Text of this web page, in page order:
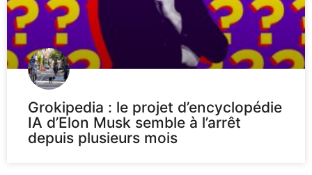
Grokipedia : le projet d’encyclopédie
IA d’Elon Musk semble à l’arrêt
depuis plusieurs mois